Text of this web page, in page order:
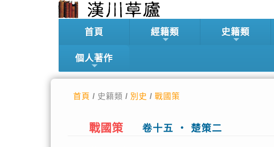
首頁 經籍類 史籍類
個人著作
首頁 / 史籍類 / 別史 / 戰國策
戰國策 卷十五 ‧ 楚策二